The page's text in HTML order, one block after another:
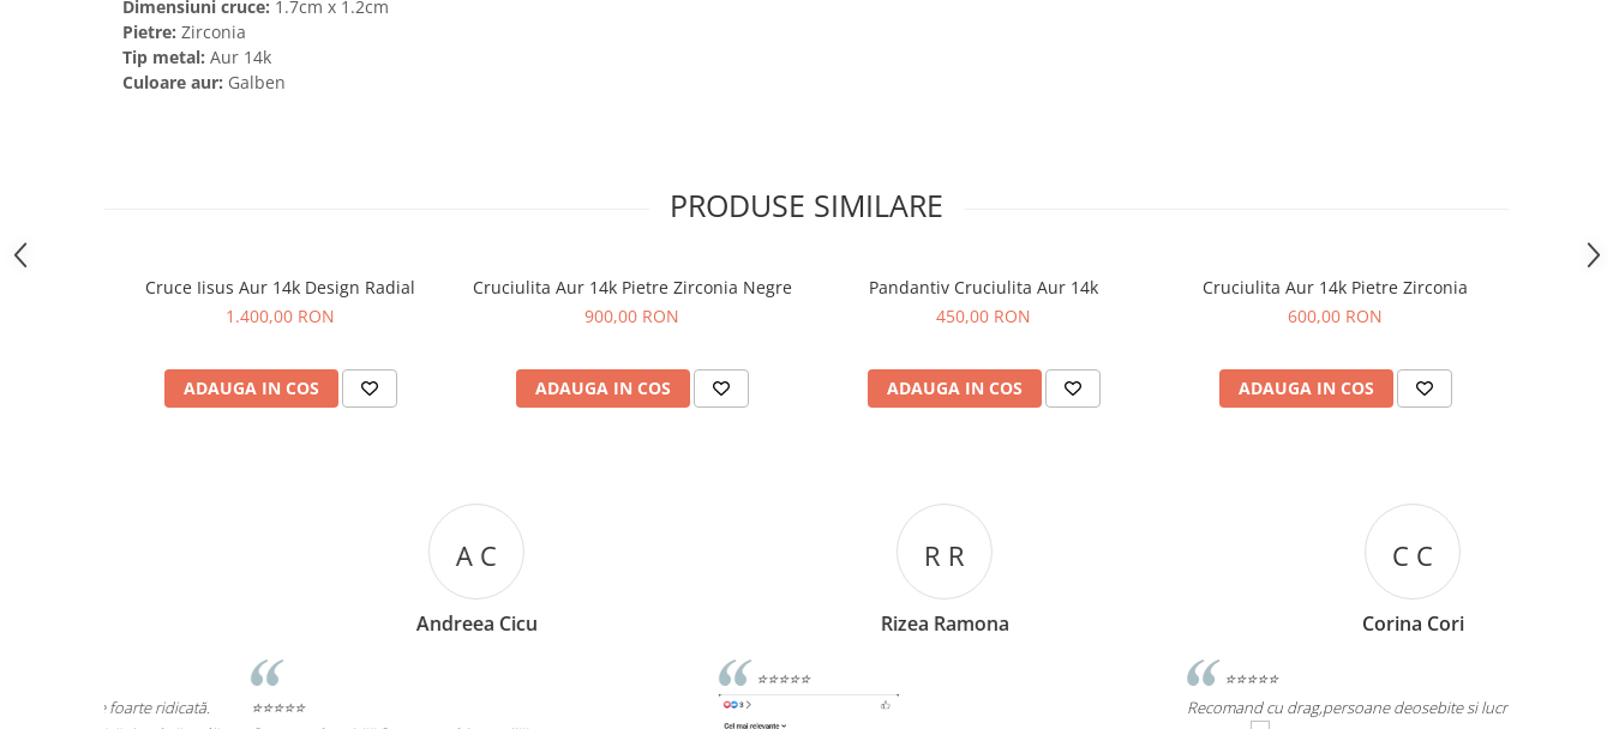
Dimensiuni cruce: 1.7cm x 1.2cm
Pietre: Zirconia
Tip metal: Aur 14k
Culoare aur: Galben
PRODUSE SIMILARE
Cruce Iisus Aur 14k Design Radial
1.400,00 RON
ADAUGA IN COS
Cruciulita Aur 14k Pietre Zirconia Negre
900,00 RON
ADAUGA IN COS
Pandantiv Cruciulita Aur 14k
450,00 RON
ADAUGA IN COS
Cruciulita Aur 14k Pietre Zirconia
600,00 RON
ADAUGA IN COS
⭐⭐⭐⭐⭐
Recomand cu drag,persoane deosebite si lucruri bune si